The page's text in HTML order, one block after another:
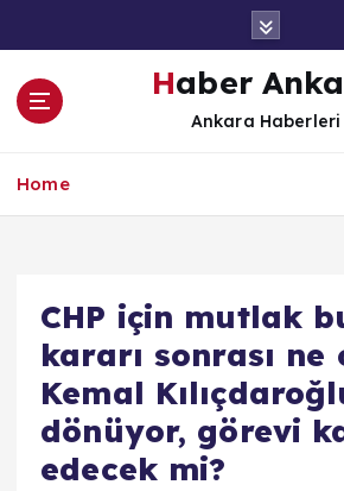
Haber
Ankara Haberleri
Home
CHP için mutlak
kararı sonrası ne
Kemal
dönüyor, görevi
edecek mi?